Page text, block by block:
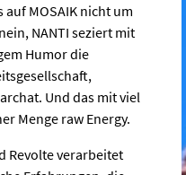
MOSAIK nicht um
NANTI seziert mit
Humor die
Und das mit viel
Menge raw Energy.
Revolte verarbeitet